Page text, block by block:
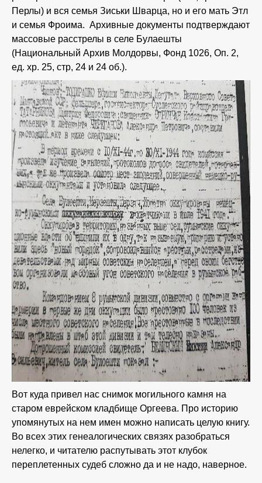
Перлы) и вся семья Зиськи Шварца, но и его мать Этл
и семья Фроима. Архивные документы подтверждают
массовые расстрелы в селе Булаешты
(Национальный Архив Молдорвы, Фонд 1026, Оп. 2,
ед. хр. 25, стр, 24 и 24 об.).
Вот куда привел нас снимок могильного камня на
старом еврейском кладбище Оргеева. Про историю
упомянутых на нем имен можно написать целую книгу.
Во всех этих генеалогических связях разобраться
нелегко, и читателю распутывать этот клубок
переплетенных судеб сложно да и не надо, наверное.